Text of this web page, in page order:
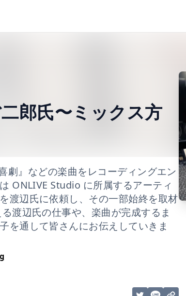
郎氏〜ミックス方
』などの楽曲をレコーディングエン
ONLIVE Studio に所属するアーティ
渡辺氏に依頼し、その一部始終を取材
渡辺氏の仕事や、楽曲が完成するま
を通して皆さんにお伝えしていきま